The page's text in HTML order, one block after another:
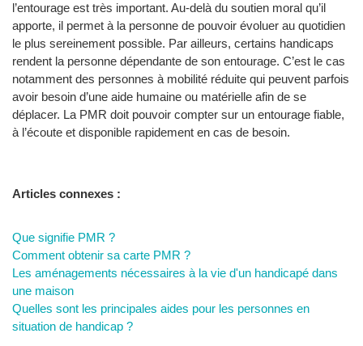
l’entourage est très important. Au-delà du soutien moral qu’il
apporte, il permet à la personne de pouvoir évoluer au quotidien
le plus sereinement possible. Par ailleurs, certains handicaps
rendent la personne dépendante de son entourage. C’est le cas
notamment des personnes à mobilité réduite qui peuvent parfois
avoir besoin d’une aide humaine ou matérielle afin de se
déplacer. La PMR doit pouvoir compter sur un entourage fiable,
à l’écoute et disponible rapidement en cas de besoin.
Articles connexes :
Que signifie PMR ?
Comment obtenir sa carte PMR ?
Les aménagements nécessaires à la vie d'un handicapé dans
une maison
Quelles sont les principales aides pour les personnes en
situation de handicap ?